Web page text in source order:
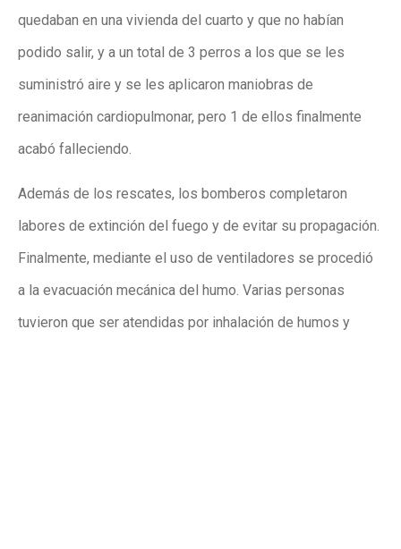
quedaban en una vivienda del cuarto y que no habían
podido salir, y a un total de 3 perros a los que se les
suministró aire y se les aplicaron maniobras de
reanimación cardiopulmonar, pero 1 de ellos finalmente
acabó falleciendo.
Además de los rescates, los bomberos completaron
labores de extinción del fuego y de evitar su propagación.
Finalmente, mediante el uso de ventiladores se procedió
a la evacuación mecánica del humo. Varias personas
tuvieron que ser atendidas por inhalación de humos y